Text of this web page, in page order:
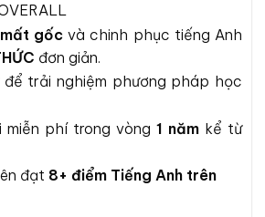
gốc và chinh phục tiếng Anh
đơn giản.
trải nghiệm phương pháp học
miễn phí trong vòng1 năm kể từ
đạt 8+ điểm Tiếng Anh trên